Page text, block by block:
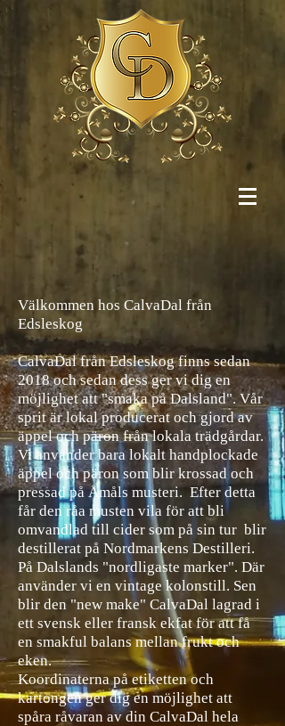
Välkommen hos CalvaDal från
Edsleskog
​CalvaDal från Edsleskog finns sedan
2018 och sedan dessger vi dig en
möjlighet att "smaka på Dalsland". Vår
sprit är lokal producerat och gjord av
äppel och päron från lokala trädgårdar.
Vi använder bara lokalt handplockade
äppel och päron som blir krossad och
pressad på Åmåls musteri. Efter detta
får den råa musten vila för att bli
omvandlad till cider som på sin tur blir
destillerat på Nordmarkens Destilleri.
På Dalslands "nordligaste marker". Där
använder vi en vintage kolonstill. Sen
blir den "new make" CalvaDal lagrad i
ett svensk eller fransk ekfat för att få
en smakful balans mellan frukt och
eken.
Koordinaterna på etiketten och
kartongen ger dig en möjlighet att
spåra råvaran av din CalvaDal hela